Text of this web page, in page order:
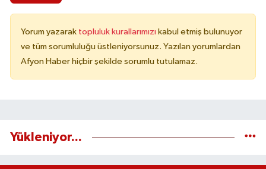
Yorum yazarak topluluk kurallarımızı kabul etmiş bulunuyor
ve tüm sorumluluğu üstleniyorsunuz. Yazılan yorumlardan
Afyon Haber hiçbir şekilde sorumlu tutulamaz.
Yükleniyor...